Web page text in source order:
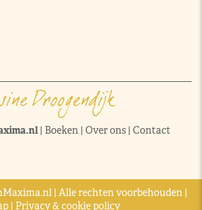
| Boeken| Over ons| Contact
| Alle rechten voorbehouden |
| Privacy & cookie policy